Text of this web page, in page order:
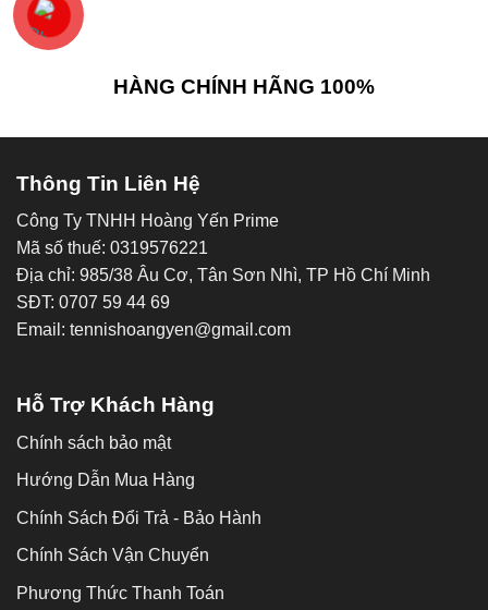
HÀNG CHÍNH HÃNG 100%
Thông Tin Liên Hệ
Công Ty TNHH Hoàng Yến Prime
Mã số thuế: 0319576221
Địa chỉ: 985/38 Âu Cơ, Tân Sơn Nhì, TP Hồ Chí Minh
SĐT: 0707 59 44 69
Email: tennishoangyen@gmail.com
Hỗ Trợ Khách Hàng
Chính sách bảo mật
Hướng Dẫn Mua Hàng
Chính Sách Đổi Trả - Bảo Hành
Chính Sách Vận Chuyển
Phương Thức Thanh Toán